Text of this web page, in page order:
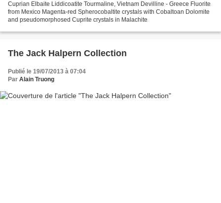
Cuprian Elbaite Liddicoatite Tourmaline, Vietnam Devilline - Greece Fluorite
from Mexico Magenta-red Spherocobaltite crystals with Cobaltoan Dolomite
and pseudomorphosed Cuprite crystals in Malachite
The Jack Halpern Collection
Publié le 19/07/2013 à 07:04
Par Alain Truong